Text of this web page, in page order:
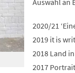
Auswahl an
2020/21
2019 it is
2018 Land
2017